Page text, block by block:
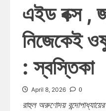
এইড বক্স ,
নিজেকেই
: স্বস্তিকা
April 8, 2026 0
রাহুল অরুণোদয়